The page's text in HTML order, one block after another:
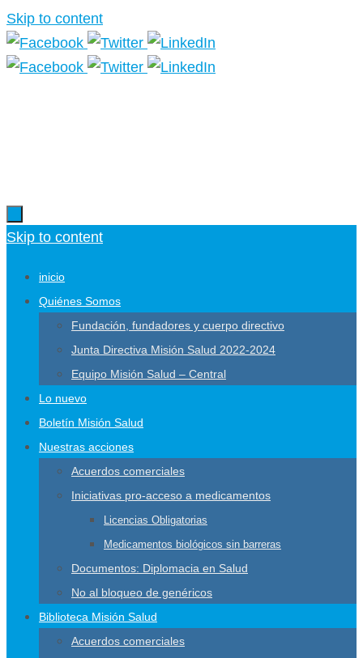
Skip to content
Skip to content
inicio
Quiénes Somos
Fundación, fundadores y cuerpo directivo
Junta Directiva Misión Salud 2022-2024
Equipo Misión Salud – Central
Lo nuevo
Boletín Misión Salud
Nuestras acciones
Acuerdos comerciales
Iniciativas pro-acceso a medicamentos
Licencias Obligatorias
Medicamentos biológicos sin barreras
Documentos: Diplomacia en Salud
No al bloqueo de genéricos
Biblioteca Misión Salud
Acuerdos comerciales
Más información.